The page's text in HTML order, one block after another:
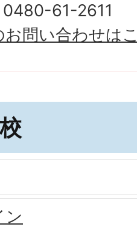
0480-61-2611
お問い合わせは
ン